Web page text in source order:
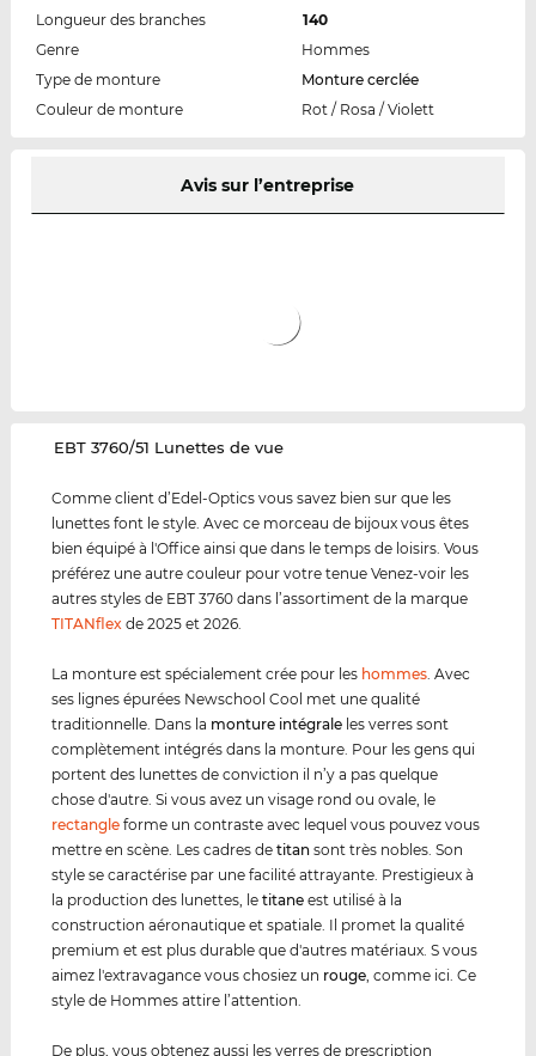
Longueur des branches
140
Genre
Hommes
Type de monture
Monture cerclée
Couleur de monture
Rot / Rosa / Violett
Avis sur l’entreprise
‌EBT 3760/51 Lunettes de vue
Comme client d’Edel-Optics vous savez bien sur que les
lunettes font le style. Avec ce morceau de bijoux vous êtes
bien équipé à l'Office ainsi que dans le temps de loisirs. Vous
préférez une autre couleur pour votre tenue Venez-voir les
autres styles de EBT 3760 dans l’assortiment de la marque
TITANflex de 2025 et 2026.
La monture est spécialement crée pour les hommes . Avec
ses lignes épurées Newschool Cool met une qualité
traditionnelle. Dans la monture intégrale les verres sont
complètement intégrés dans la monture. Pour les gens qui
portent des lunettes de conviction il n’y a pas quelque
chose d'autre. Si vous avez un visage rond ou ovale, le
rectangle forme un contraste avec lequel vous pouvez vous
mettre en scène. Les cadres detitan sont très nobles. Son
style se caractérise par une facilité attrayante. Prestigieux à
la production des lunettes, letitane est utilisé à la
construction aéronautique et spatiale. Il promet la qualité
premium et est plus durable que d'autres matériaux. S vous
aimez l'extravagance vous chosiez un rouge , comme ici. Ce
style de Hommes attire l’attention.
De plus, vous obtenez aussi les verres de prescription